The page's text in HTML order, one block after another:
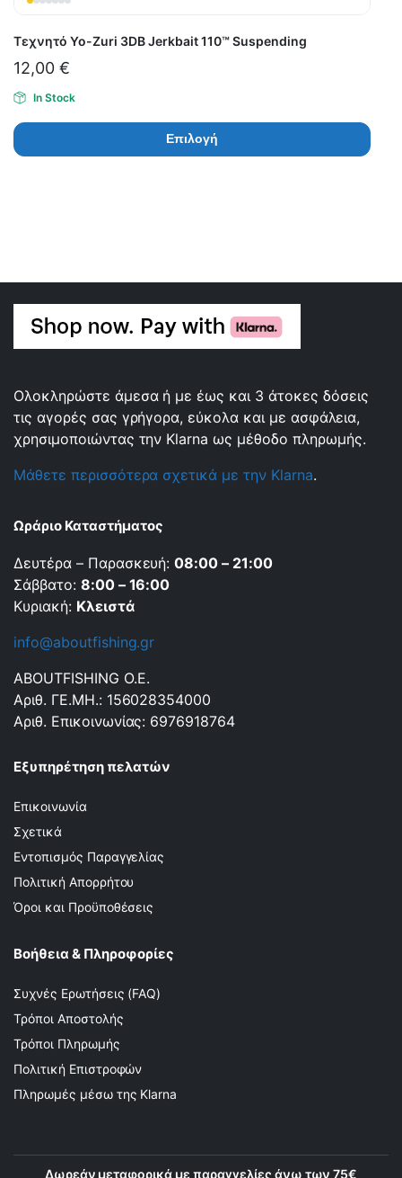
Τεχνητό Yo-Zuri 3DB Jerkbait 110™ Suspending
12,00 €
In Stock
Επιλογή
Ολοκληρώστε άμεσα ή με έως και 3 άτοκες δόσεις
τις αγορές σας γρήγορα, εύκολα και με ασφάλεια,
χρησιμοποιώντας την Klarna ως μέθοδο πληρωμής.
Μάθετε περισσότερα σχετικά με την Klarna.
Ωράριο Καταστήματος
Δευτέρα – Παρασκευή:08:00 – 21:00
Σάββατο: 8:00 – 16:00
Κυριακή: Κλειστά
info@aboutfishing.gr
ABOUTFISHING Ο.Ε.
Αριθ. ΓΕ.ΜΗ.: 156028354000
Αριθ. Επικοινωνίας: 6976918764
Εξυπηρέτηση πελατών
Επικοινωνία
Σχετικά
Εντοπισμός Παραγγελίας
Πολιτική Απορρήτου
Όροι και Προϋποθέσεις
Βοήθεια & Πληροφορίες
Συχνές Ερωτήσεις (FAQ)
Τρόποι Αποστολής
Τρόποι Πληρωμής
Πολιτική Επιστροφών
Πληρωμές μέσω της Klarna
Δωρεάν μεταφορικά με παραγγελίες άνω των 75€